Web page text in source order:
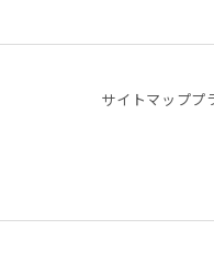
サイトマッププ